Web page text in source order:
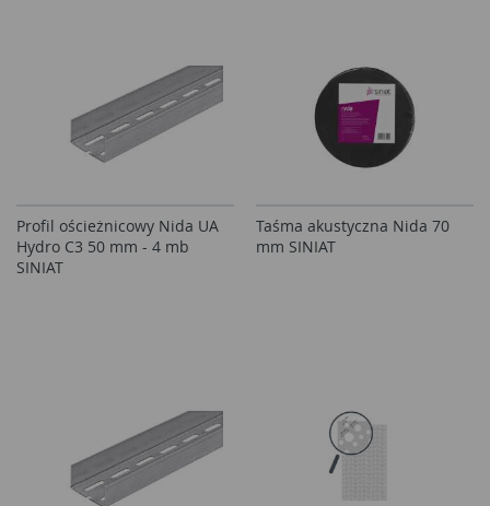
Profil ościeżnicowy Nida UA
Hydro C3 50 mm - 4 mb
SINIAT
Taśma akustyczna Nida 70
mm SINIAT